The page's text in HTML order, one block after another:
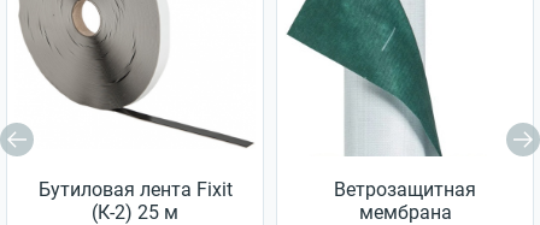
Бутиловая лента Fixit
(К-2) 25 м
Ветрозащитная
мембрана